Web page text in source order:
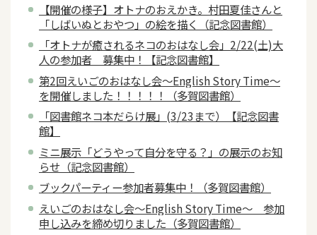
【開催の様子】オトナのおえかき。村田夏佳さんと
「しばいぬとおやつ」の絵を描く（記念図書館）
「オトナが癒されるネコのおはなし会」2/22(土)大
人の参加者 募集中！【記念図書館】
第2回えいごのおはなし会～English Story Time～
を開催しました！！！！！（多賀図書館）
「図書館ネコ本だらけ展」(3/23まで）【記念図書
館】
ミニ展示「どうやって自分を守る？」の展示のお知
らせ（記念図書館）
ブックパーティー参加者募集中！（多賀図書館）
えいごのおはなし会～English Story Time～ 参加
申し込みを締め切りました（多賀図書館）